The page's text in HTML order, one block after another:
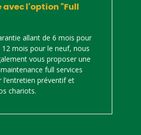
avec l'option "Full
allant de 6 mois pour
12 mois pour le neuf, nous
vous proposer une
full services
l’entretien préventif et
chariots.